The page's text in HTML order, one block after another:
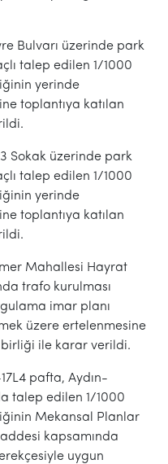
Bulvarı üzerinde park
talep edilen 1/1000
yerinde
toplantıya katılan
Sokak üzerinde park
talep edilen 1/1000
yerinde
toplantıya katılan
Mahallesi Hayrat
trafo kurulması
imar planı
üzere ertelenmesine
birliği ile karar verildi.
pafta, Aydın-
talep edilen 1/1000
Mekansal Planlar
kapsamında
uygun